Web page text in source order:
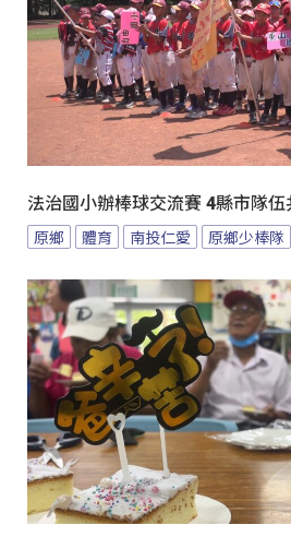
法治國小辦棒球交流賽 4縣市隊伍
原鄉 體育 南投仁愛 原鄉少棒隊